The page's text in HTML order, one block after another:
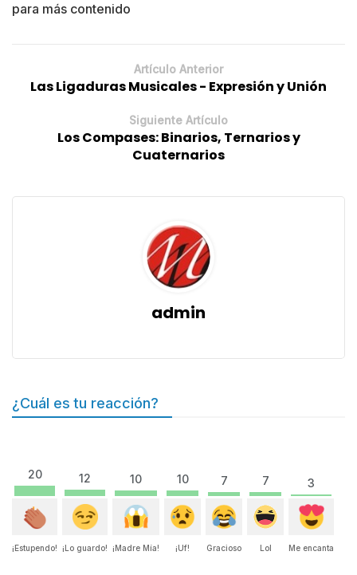
para más contenido
Artículo Anterior
Las Ligaduras Musicales - Expresión y Unión
Siguiente Artículo
Los Compases: Binarios, Ternarios y
Cuaternarios
admin
¿Cuál es tu reacción?
20
¡Estupendo!
12
¡Lo guardo!
10
¡Madre Mía!
10
¡Uf!
7
Gracioso
7
Lol
3
Me encanta